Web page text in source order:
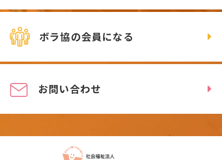
ボラ協の会員になる
お問い合わせ